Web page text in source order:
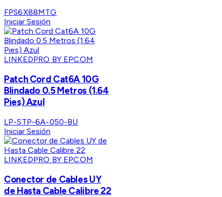
FPS6X88MTG
Iniciar Sesión
LINKEDPRO BY EPCOM
Patch Cord Cat6A 10G
Blindado 0.5 Metros (1.64
Pies) Azul
LP-STP-6A-050-BU
Iniciar Sesión
LINKEDPRO BY EPCOM
Conector de Cables UY
de Hasta Cable Calibre 22